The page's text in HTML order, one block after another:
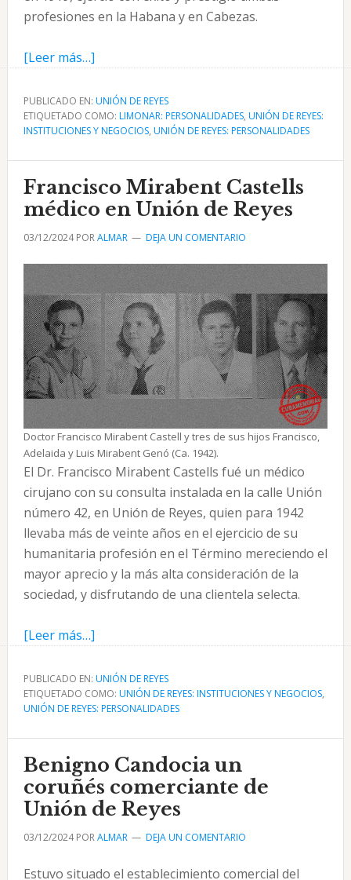
profesiones en la Habana y en Cabezas.
[Leer más…]acerca
Primitivo
Alvarez
y
López
abogado
y
notario
PUBLICADO EN: UNIÓN DE REYES
ETIQUETADO COMO: LIMONAR: PERSONALIDADES, UNIÓN DE REYES:
INSTITUCIONES Y NEGOCIOS, UNIÓN DE REYES: PERSONALIDADES
Francisco Mirabent Castells
médico en Unión de Reyes
03/12/2024PORALMAR DEJA UN COMENTARIO
Doctor Francisco Mirabent Castell y tres de sus hijos Francisco,
Adelaida y Luis Mirabent Genó (Ca. 1942).
El Dr. Francisco Mirabent Castells fué un médico
cirujano con su consulta instalada en la calle Unión
número 42, en Unión de Reyes, quien para 1942
llevaba más de veinte años en el ejercicio de su
humanitaria profesión en el Término mereciendo el
mayor aprecio y la más alta consideración de la
sociedad, y disfrutando de una clientela selecta.
[Leer más…]acerca
Francisco
Mirabent
Castells
médico
Unión
de
Reyes
PUBLICADO EN: UNIÓN DE REYES
ETIQUETADO COMO: UNIÓN DE REYES: INSTITUCIONES Y NEGOCIOS,
UNIÓN DE REYES: PERSONALIDADES
Benigno Candocia un
coruñés comerciante de
Unión de Reyes
03/12/2024PORALMAR DEJA UN COMENTARIO
Estuvo situado el establecimiento comercial del